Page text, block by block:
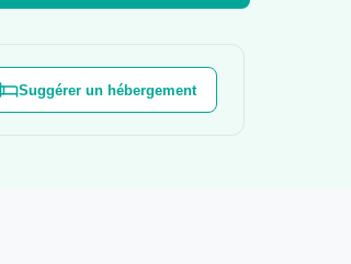
Suggérer un hébergement